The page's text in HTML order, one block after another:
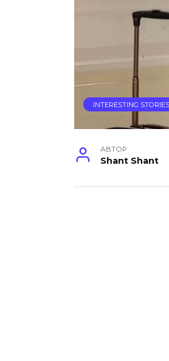
INTERESTING STORIES
АВТОР
Shant Shant